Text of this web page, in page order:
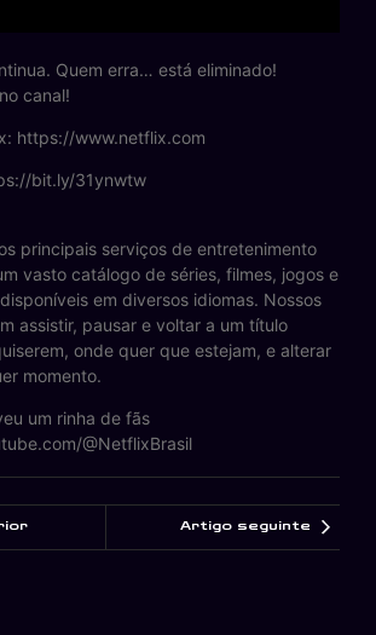
Quem erra… está eliminado!
canal!
https://www.netflix.com
bit.ly/31ynwtw
principais serviços de entretenimento
vasto catálogo de séries, filmes, jogos e
em diversos idiomas. Nossos
assistir, pausar e voltar a um título
onde quer que estejam, e alterar
momento.
um rinha de fãs
@NetflixBrasil
Artigo seguinte